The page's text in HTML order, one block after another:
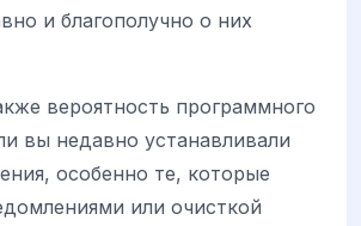
и благополучно о них
вероятность программного
вы недавно устанавливали
особенно те, которые
или очисткой